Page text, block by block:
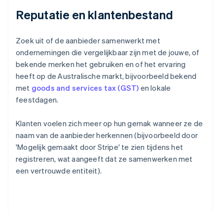
Reputatie en klantenbestand
Zoek uit of de aanbieder samenwerkt met
ondernemingen die vergelijkbaar zijn met de jouwe, of
bekende merken het gebruiken en of het ervaring
heeft op de Australische markt, bijvoorbeeld bekend
met goods and services tax (GST) en lokale
feestdagen.
Klanten voelen zich meer op hun gemak wanneer ze de
naam van de aanbieder herkennen (bijvoorbeeld door
'Mogelijk gemaakt door Stripe' te zien tijdens het
registreren, wat aangeeft dat ze samenwerken met
een vertrouwde entiteit).